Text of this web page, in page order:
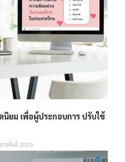
นิยม เพื่อผู้ประกอบการ ปรับใช้
าพันธ์ 2023